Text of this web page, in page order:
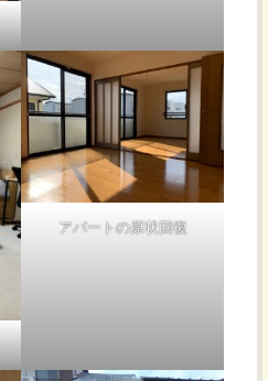
アパートの原状回復